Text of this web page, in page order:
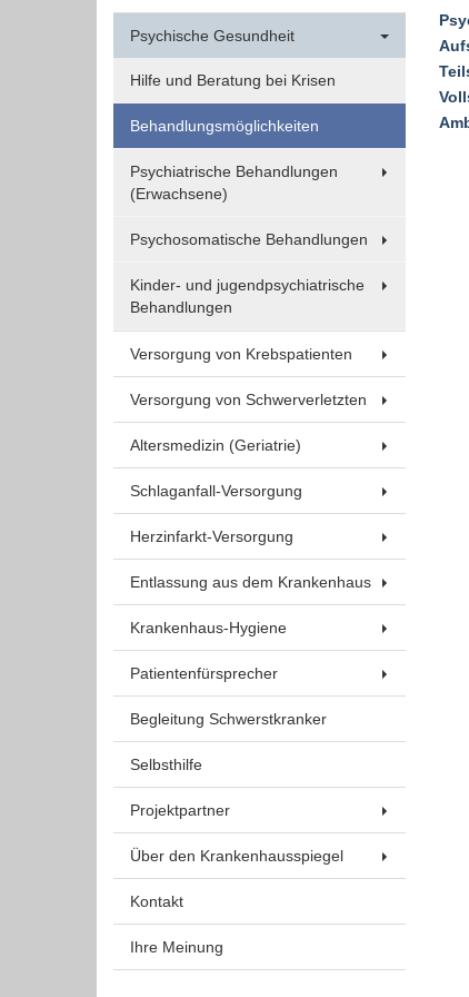
Psychische Gesundheit
Hilfe und Beratung bei Krisen
Behandlungsmöglichkeiten
Psychiatrische Behandlungen
(Erwachsene)
Psychosomatische Behandlungen
Kinder- und jugendpsychiatrische
Behandlungen
Versorgung von Krebspatienten
Versorgung von Schwerverletzten
Altersmedizin (Geriatrie)
Schlaganfall-Versorgung
Herzinfarkt-Versorgung
Entlassung aus dem Krankenhaus
Krankenhaus-Hygiene
Patientenfürsprecher
Begleitung Schwerstkranker
Selbsthilfe
Projektpartner
Über den Krankenhausspiegel
Kontakt
Ihre Meinung
Funktionen und sind für die einwandfreie Funktion
Einverständnis-Cookie
cookie_consent
Dieser Cookie speichert die
Optionen des Benutzers
Cookie
Laufzeit:
Plattformen anzeigen zu können, werden von
diesen externen Medien Cookies gesetzt.
YouTube
Vimeo